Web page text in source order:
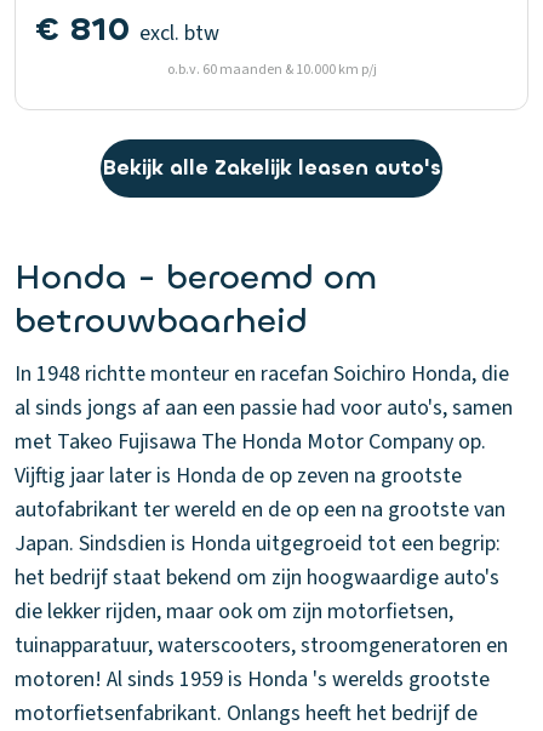
€ 810 excl. btw
o.b.v. 60 maanden & 10.000 km p/j
Bekijk alle Zakelijk leasen auto's
Honda - beroemd om
betrouwbaarheid
In 1948 richtte monteur en racefan Soichiro Honda, die
al sinds jongs af aan een passie had voor auto's, samen
met Takeo Fujisawa The Honda Motor Company op.
Vijftig jaar later is Honda de op zeven na grootste
autofabrikant ter wereld en de op een na grootste van
Japan. Sindsdien is Honda uitgegroeid tot een begrip:
het bedrijf staat bekend om zijn hoogwaardige auto's
die lekker rijden, maar ook om zijn motorfietsen,
tuinapparatuur, waterscooters, stroomgeneratoren en
motoren! Al sinds 1959 is Honda 's werelds grootste
motorfietsenfabrikant. Onlangs heeft het bedrijf de